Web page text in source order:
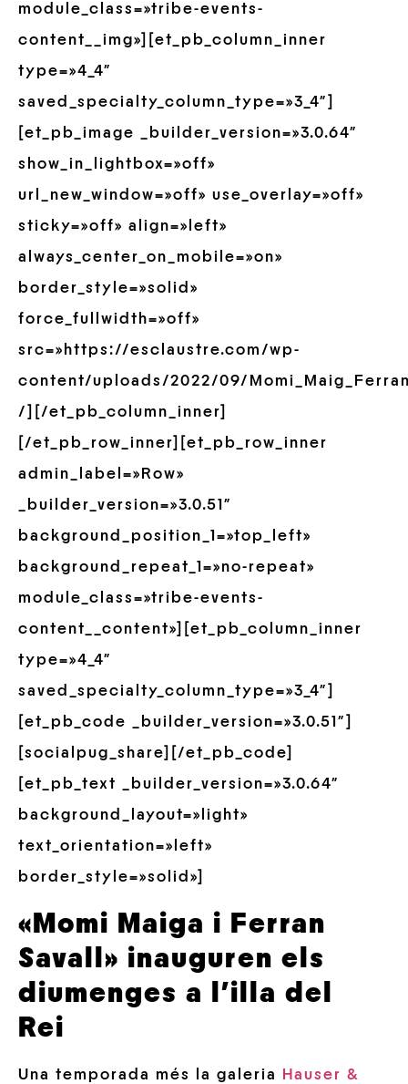
module_class=»tribe-events-
content__img»][et_pb_column_inner
type=»4_4″
saved_specialty_column_type=»3_4″]
[et_pb_image _builder_version=»3.0.64″
show_in_lightbox=»off»
url_new_window=»off» use_overlay=»off»
sticky=»off» align=»left»
always_center_on_mobile=»on»
border_style=»solid»
force_fullwidth=»off»
src=»https://esclaustre.com/wp-
content/uploads/2022/09/
/][/et_pb_column_inner]
[/et_pb_row_inner][et_pb_row_inner
admin_label=»Row»
_builder_version=»3.0.51″
background_position_1=»top_left»
background_repeat_1=»no-repeat»
module_class=»tribe-events-
content__content»][et_pb_column_inner
type=»4_4″
saved_specialty_column_type=»3_4″]
[et_pb_code _builder_version=»3.0.51″]
[socialpug_share][/et_pb_code]
[et_pb_text _builder_version=»3.0.64″
background_layout=»light»
text_orientation=»left»
border_style=»solid»]
«Momi Maiga i Ferran
Savall» inauguren els
diumenges a l’illa del
Rei
Una temporada més la galeria
Hauser &